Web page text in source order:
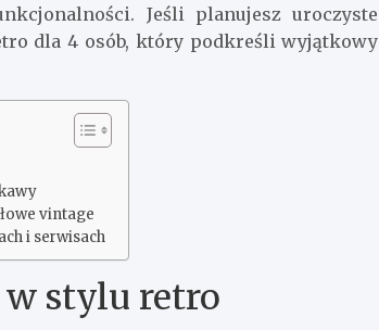
Jeśli planujesz uroczyste
dla 4 osób, który podkreśli wyjątkowy
vintage
i serwisach
w stylu retro